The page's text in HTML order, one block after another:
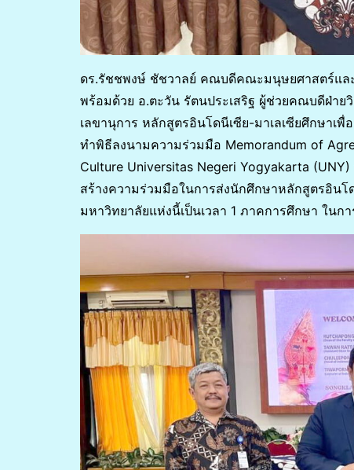
ดร.รัชชพงษ์ ชัชวาลย์ คณบดีคณะมนุษยศาสตร์แล
พร้อมด้วย อ.ตะวัน รัตนประเสริฐ ผู้ช่วยคณบดีฝ่า
เลขานุการ หลักสูตรอินโดนีเซีย-มาเลเซียศึกษาเพื่
ทำพิธีลงนามความร่วมมือ Memorandum of
Culture Universitas Negeri Yogyakarta
สร้างความร่วมมือในการส่งนักศึกษาหลักสูตรอินโ
มหาวิทยาลัยแห่งนี้เป็นเวลา 1 ภาคการศึกษา ใ